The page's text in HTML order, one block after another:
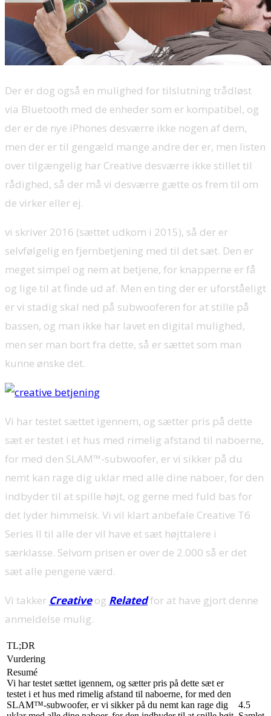
Der er dog også en mulighed for tilslutning trådløst
via Bluetooth med de enheder som er kompatibel, og
der er de nye iPhones desværre ikke nogen af dem,
men der er til gengæld mange andre der er, men listen
over tilgængelig har Creative desværre ikke stillet til
rådighed, så der må vi desværre gætte os frem til om
de virker eller ej.
vi skriver 2016 (sættet udkom i 2015), så der er
selvfølgelig en fjernbetjening med til det sæt. Den er
meget simpel og nem at betjene, for knapperne er få
og lige til at finde ud af. Men en ting der er uforståeligt
er vi stadig skal ned på subwooferen for at stille på
bassen, og man ikke har lavet en digital mulighed,
men ser man bort fra dette, så er sættet som man
kunne ønske det.
Vi har testet sættet igennem, og sætter pris på dette
sæt er testet i et hus med rimelig afstand til naboerne,
for med den SLAM™-subwoofer, er vi sikker på du
nemt kan rage dig uklar med alle dine naboer, for den
indbyder til at spille højt, og gerne med fuld bas for
det lyder himmelsk. Vi vil klart anbefale Creative T6
Series II til alle der vil have et sæt højttalere i
særklasse. Selvom prisen er over de 2.000 så er det
sæt alle pengene værd.
Vi takker Creativeog Relatedfor at have gjort denne
anmeldelse mulig.
TL;DR
Vurdering
Resumé
Vi har testet sættet igennem, og sætter pris på dette sæt er
testet i et hus med rimelig afstand til naboerne, for med den
SLAM™-subwoofer, er vi sikker på du nemt kan rage dig
4.5